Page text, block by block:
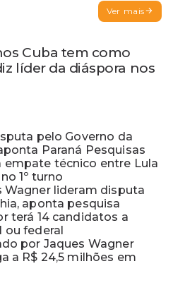
Ver mais
Cuba tem como
líder da diáspora nos
pelo Governo da
Paraná Pesquisas
empate técnico entre Lula
1º turno
Wagner lideram disputa
aponta pesquisa
terá 14 candidatos a
federal
por Jaques Wagner
a R$ 24,5 milhões em